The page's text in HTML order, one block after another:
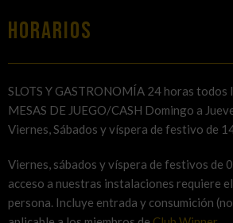
HORARIOS
SLOTS Y GASTRONOMÍA 24 horas todos
MESAS DE JUEGO/CASH Domingo a
Viernes, Sábados y víspera de festivo de
Viernes, sábados y víspera de festivos de
acceso a nuestras instalaciones requiere
persona. Incluye entrada y consumición